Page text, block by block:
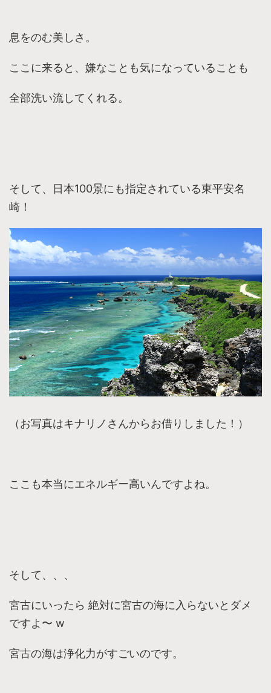
息をのむ美しさ。
ここに来ると、嫌なことも気になっていることも
全部洗い流してくれる。
そして、日本100景にも指定されている東平安名
崎！
（お写真はキナリノさんからお借りしました！）
ここも本当にエネルギー高いんですよね。
そして、、、
宮古にいったら 絶対に宮古の海に入らないとダメ
ですよ〜 w
宮古の海は浄化力がすごいのです。